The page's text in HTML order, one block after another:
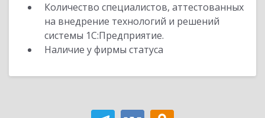
Количество специалистов, аттестованных
на внедрение технологий и решений
системы 1С:Предприятие.
Наличие у фирмы статуса